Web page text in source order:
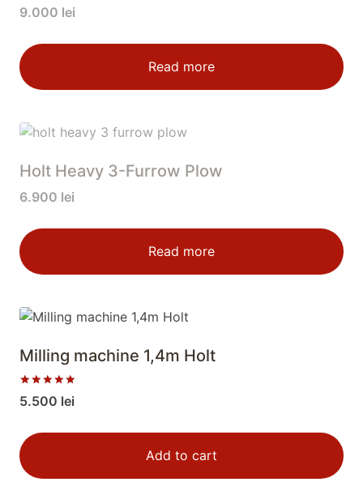
9.000 lei
Read more
Holt Heavy 3-Furrow Plow
6.900 lei
Read more
Milling machine 1,4m Holt
Rated
5.00
5.500 lei
Add to cart